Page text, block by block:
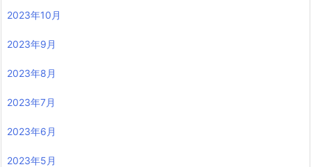
2023年10月
2023年9月
2023年8月
2023年7月
2023年6月
2023年5月